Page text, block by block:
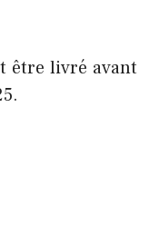
être livré avant